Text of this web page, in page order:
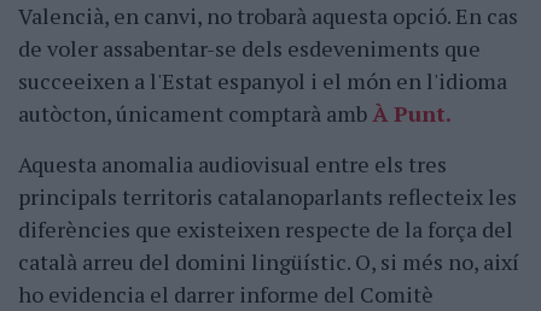
Valencià, en canvi, no trobarà aquesta opció. En cas
de voler assabentar-se dels esdeveniments que
succeeixen a l'Estat espanyol i el món en l'idioma
autòcton, únicament comptarà ambÀ Punt.
Aquesta anomalia audiovisual entre els tres
principals territoris catalanoparlants reflecteix les
diferències que existeixen respecte de la força del
català arreu del domini lingüístic. O, si més no, així
ho evidencia el darrer informe del Comitè